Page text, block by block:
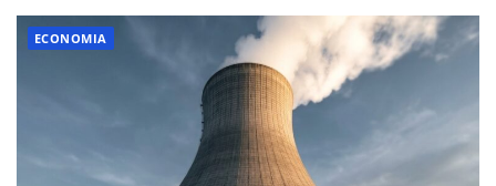
ECONOMIA